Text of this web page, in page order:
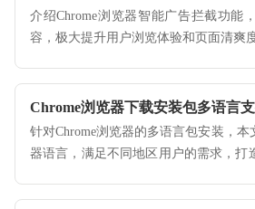
介绍Chrome浏览器智能广告拦截功能
容，极大提升用户浏览体验和页面清爽度
Chrome浏览器下载安装包多语言
针对Chrome浏览器的多语言包安装，
器语言，满足不同地区用户的需求，打